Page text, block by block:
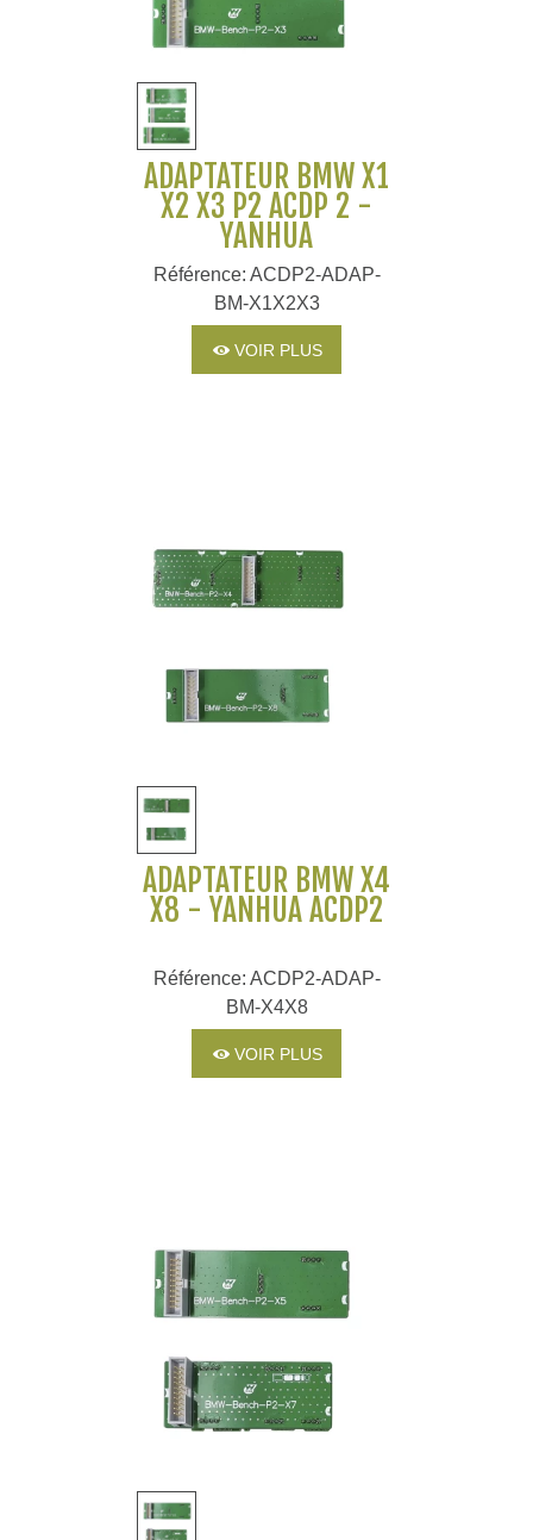
ADAPTATEUR BMW X1
X2 X3 P2 ACDP 2 -
YANHUA
Référence: ACDP2-ADAP-
BM-X1X2X3
VOIR PLUS
ADAPTATEUR BMW X4
X8 - YANHUA ACDP2
Référence: ACDP2-ADAP-
BM-X4X8
VOIR PLUS